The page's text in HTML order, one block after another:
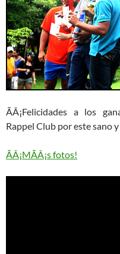
ÃÂ¡Felicidades a los
Rappel Club por este sano
ÃÂ¡MÃÂ¡s fotos!